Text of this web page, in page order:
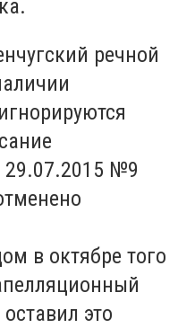
речной
29.07.2015 №9
в октябре того
это